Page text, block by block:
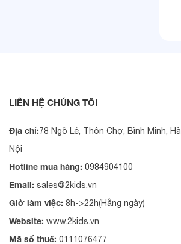
LIÊN HỆ CHÚNG TÔI
Địa chỉ:78 Ngõ Lẻ, Thôn Chợ, Bình Minh, Hà
Nội
Hotline mua hàng: 0984904100
Email: sales@2kids.vn
Giờ làm việc: 8h->22h(Hằng ngày)
Website: www.2kids.vn
Mã số thuế: 0111076477